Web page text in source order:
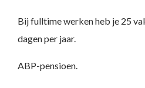
Bij fulltime werken heb je 25
dagen per jaar.
ABP-pensioen.